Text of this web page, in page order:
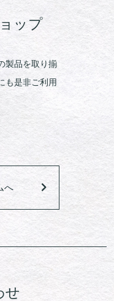
ップ
製品を取り揃
も是非ご利用
へ
せ